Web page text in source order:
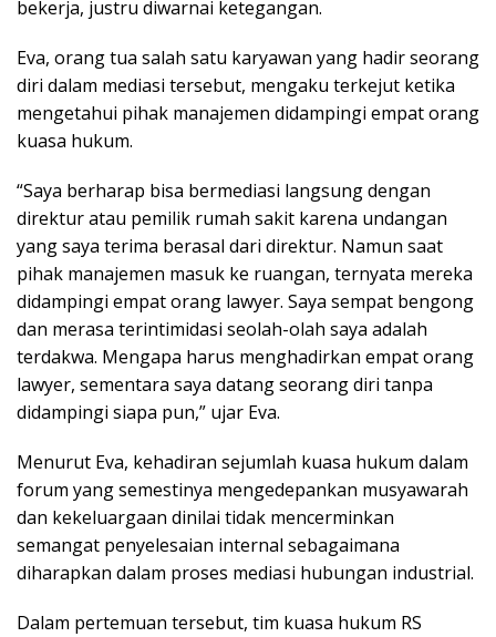
bekerja, justru diwarnai ketegangan.
Eva, orang tua salah satu karyawan yang hadir seorang
diri dalam mediasi tersebut, mengaku terkejut ketika
mengetahui pihak manajemen didampingi empat orang
kuasa hukum.
“Saya berharap bisa bermediasi langsung dengan
direktur atau pemilik rumah sakit karena undangan
yang saya terima berasal dari direktur. Namun saat
pihak manajemen masuk ke ruangan, ternyata mereka
didampingi empat orang lawyer. Saya sempat bengong
dan merasa terintimidasi seolah-olah saya adalah
terdakwa. Mengapa harus menghadirkan empat orang
lawyer, sementara saya datang seorang diri tanpa
didampingi siapa pun,” ujar Eva.
Menurut Eva, kehadiran sejumlah kuasa hukum dalam
forum yang semestinya mengedepankan musyawarah
dan kekeluargaan dinilai tidak mencerminkan
semangat penyelesaian internal sebagaimana
diharapkan dalam proses mediasi hubungan industrial.
Dalam pertemuan tersebut, tim kuasa hukum RS